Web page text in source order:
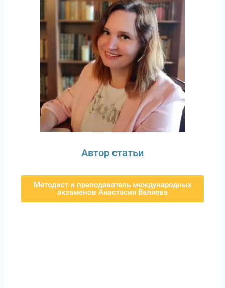
Автор статьи
Методист и преподаватель международных
экзаменов Анастасия Валяева